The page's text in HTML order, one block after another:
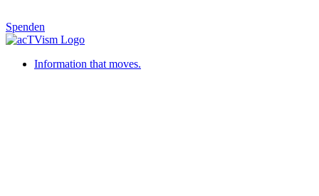
Spenden
Information that moves.